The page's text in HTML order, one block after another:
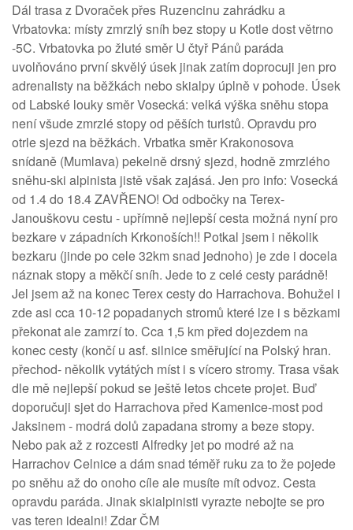
Dál trasa z Dvoraček přes Ruzencinu zahrádku a
Vrbatovka: místy zmrzlý sníh bez stopy u Kotle dost větrno
-5C. Vrbatovka po žluté směr U čtyř Pánů paráda
uvolňováno první skvělý úsek jinak zatím doprocuji jen pro
adrenalisty na běžkách nebo skialpy úplně v pohode. Úsek
od Labské louky směr Vosecká: velká výška sněhu stopa
není všude zmrzlé stopy od pěších turistů. Opravdu pro
otrle sjezd na běžkách. Vrbatka směr Krakonosova
snídaně (Mumlava) pekelně drsný sjezd, hodně zmrzlého
sněhu-ski alpinista jistě však zajásá. Jen pro info: Vosecká
od 1.4 do 18.4 ZAVŘENO! Od odbočky na Terex-
Janouškovu cestu - upřímně nejlepší cesta možná nyní pro
bezkare v západních Krkonoších!! Potkal jsem i několik
bezkaru (jinde po cele 32km snad jednoho) je zde i docela
náznak stopy a měkčí sníh. Jede to z celé cesty parádně!
Jel jsem až na konec Terex cesty do Harrachova. Bohužel i
zde asi cca 10-12 popadanych stromů které lze i s bězkami
překonat ale zamrzí to. Cca 1,5 km před dojezdem na
konec cesty (končí u asf. silnice směřující na Polský hran.
přechod- několik vytátých míst i s vícero stromy. Trasa však
dle mě nejlepší pokud se ještě letos chcete projet. Buď
doporučuji sjet do Harrachova před Kamenice-most pod
Jaksinem - modrá dolů zapadana stromy a beze stopy.
Nebo pak až z rozcesti Alfredky jet po modré až na
Harrachov Celnice a dám snad téměř ruku za to že pojede
po sněhu až do onoho cíle ale musíte mít odvoz. Cesta
opravdu paráda. Jinak skialpinisti vyrazte nebojte se pro
vas teren idealni! Zdar ČM